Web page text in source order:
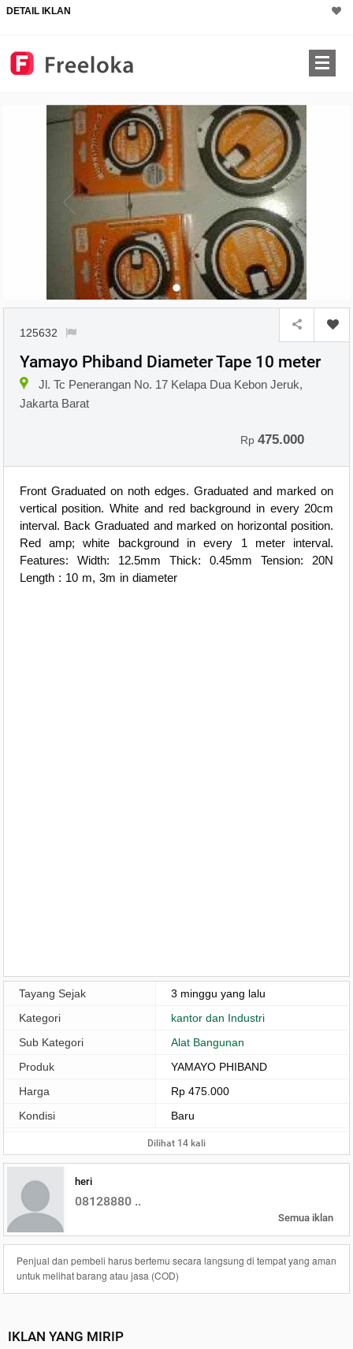
DETAIL IKLAN
125632
Yamayo Phiband Diameter Tape 10 meter
Jl. Tc Penerangan No. 17 Kelapa Dua Kebon Jeruk,
Jakarta Barat
Rp475.000
Front Graduated on noth edges. Graduated and marked on
vertical position. White and red background in every 20cm
interval. Back Graduated and marked on horizontal position.
Red amp; white background in every 1 meter interval.
Features: Width: 12.5mm Thick: 0.45mm Tension: 20N
Length : 10 m, 3m in diameter
Tayang Sejak
3 minggu yang lalu
Kategori
kantor dan Industri
Sub Kategori
Alat Bangunan
Produk
YAMAYO PHIBAND
Harga
Rp 475.000
Kondisi
Baru
Dilihat 14 kali
heri
08128880 ..
Semua iklan
Penjual dan pembeli harus bertemu secara langsung di tempat yang aman
untuk melihat barang atau jasa (COD)
IKLAN YANG MIRIP